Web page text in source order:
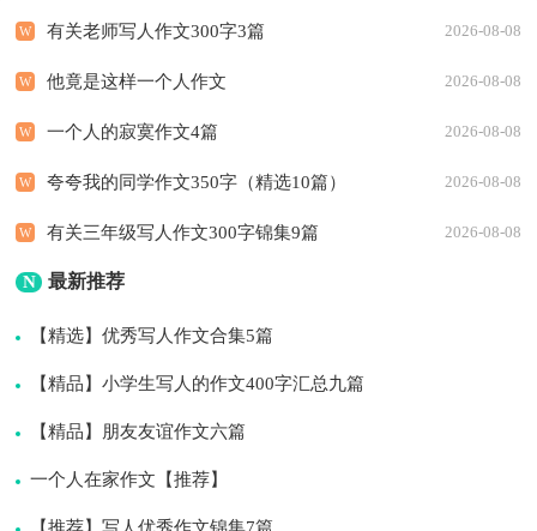
有关老师写人作文300字3篇 2026-08-08
他竟是这样一个人作文 2026-08-08
一个人的寂寞作文4篇 2026-08-08
夸夸我的同学作文350字（精选10篇） 2026-08-08
有关三年级写人作文300字锦集9篇 2026-08-08
N 最新推荐
【精选】优秀写人作文合集5篇
【精品】小学生写人的作文400字汇总九篇
【精品】朋友友谊作文六篇
一个人在家作文【推荐】